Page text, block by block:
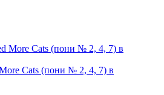
Cats (пони № 2, 4, 7) в